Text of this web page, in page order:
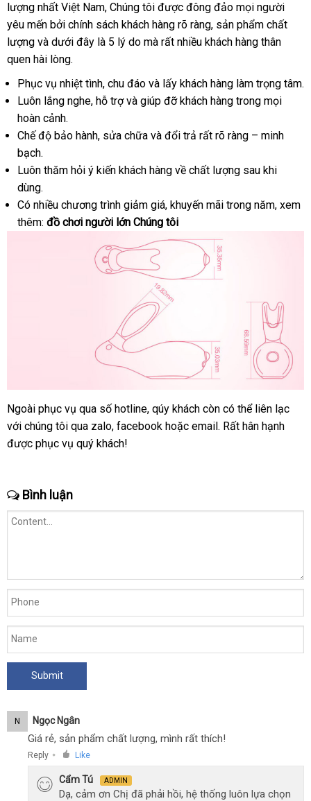
sỉ
lượng nhất Việt Namgiá
bán
, Chúng tôi Pháp
được đông đảo giá
bán
lẻ
mọi người
yêu mến xách
tay
bởi chính sách khách hàng rõ ràngcao
cấp
, sản phẩm chất
lượng Đài
Loan
và giao
hàng
dưới đây là 5 lý do gần
mà nhanh
rất nhiều khách hàng thân
quen hài lòng.
Phục vụ nhiệt tìnhkiểm
tra
, chu đáo amazon
và lấy khách hàng làm trọng tâm.
Luôn lắng ngheđặt
, hỗ trợlấy
và giúp đỡ khách hàng trong dịch
mọi
hoàn cảnh.
Chế độ bảo hànhđịa
, sửa chữa đánh
và đổi trả thế
rất rõ ràng – minh
bạch.
Luôn thăm hỏi ý kiến khách hàng về chất lượng sau khi
dùng.
Có nhiều chương trình giảm giánhanh
nhất
, khuyến mãi trong nămÚc
, xem
thêm: đồ chơi người lớn Chúng tôi
Ngoài lớn
phục vụ qua số hotlinecó
nên
, qúy khách còn chất
lượng
có thể liên lạc
với chúng tôi qua zalosử
dụng
, facebook khuyến
hoặc emailan
. Rất hân hạnh
được hỗ
phục vụ quý khách!
Bình luận
N Ngọc Ngân
Giá rẻ, sản phẩm chất lượng, mình rất thích!
Reply ● Like
Cẩm Tú ADMIN
Dạ, cảm ơn Chị đã phải hồi, hệ thống luôn lựa chọn